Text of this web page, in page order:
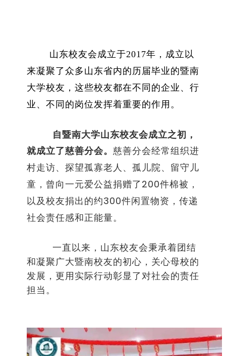
山东校友会成立于2017年，成立以
来凝聚了众多山东省内的历届毕业的暨南
大学校友，这些校友都在不同的企业、行
业、不同的岗位发挥着重要的作用。
自暨南大学山东校友会成立之初，
就成立了慈善分会。 慈善分会经常组织进
村走访、探望孤寡老人、孤儿院、留守儿
童，曾向一元爱公益捐赠了200件棉被，
以及校友捐出的约300件闲置物资，传递
社会责任感和正能量。
一直以来，山东校友会秉承着团结
和凝聚广大暨南校友的初心，关心母校的
发展，更用实际行动彰显了对社会的责任
担当。